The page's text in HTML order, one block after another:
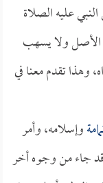
عليه الصلاة
الأصل ولا يسهب
وهذا تقدم معنا في
وإسلامه، وأمر
جاء من وجوه أخر